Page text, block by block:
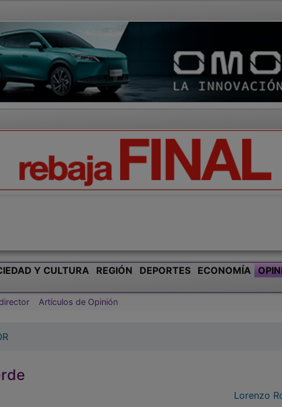
Y CULTURA REGIÓN DEPORTES ECONOMÍA
Artículos de Opinión
Lorenzo